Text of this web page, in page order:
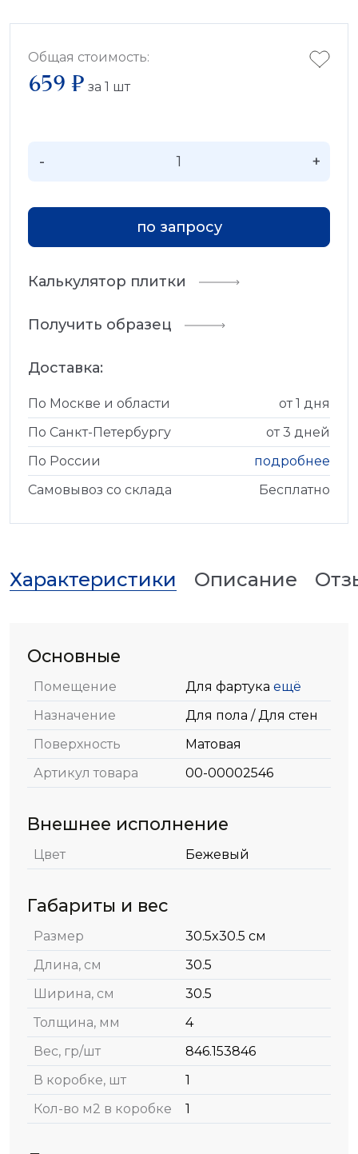
Общая стоимость:
659 ₽ за 1 шт
- +
по запросу
Калькулятор плитки
Получить образец
Доставка:
По Москве и области
от 1 дня
По Санкт-Петербургу
от 3 дней
По России
подробнее
Самовывоз со склада
Бесплатно
Характеристики Описание
Основные
Помещение Для фартука ещё
Назначение
Для пола / Для стен
Поверхность
Матовая
Артикул товара
00-00002546
Внешнее исполнение
Цвет Бежевый
Габариты и вес
Размер
30.5x30.5 см
Длина, см
30.5
Ширина, см
30.5
Толщина, мм
4
Вес, гр/шт
846.153846
В коробке, шт
1
Кол-во м2 в коробке
1